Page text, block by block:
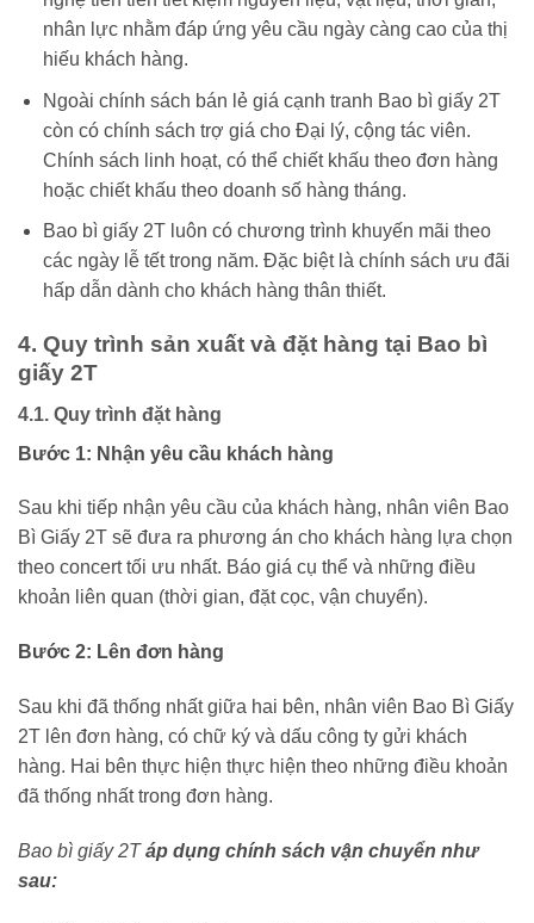
nhân lực nhằm đáp ứng yêu cầu ngày càng cao của thị
hiếu khách hàng.
Ngoài chính sách bán lẻ giá cạnh tranh Bao bì giấy 2T
còn có chính sách trợ giá cho Đại lý, cộng tác viên.
Chính sách linh hoạt, có thể chiết khấu theo đơn hàng
hoặc chiết khấu theo doanh số hàng tháng.
Bao bì giấy 2T luôn có chương trình khuyến mãi theo
các ngày lễ tết trong năm. Đặc biệt là chính sách ưu đãi
hấp dẫn dành cho khách hàng thân thiết.
4. Quy trình sản xuất và đặt hàng tại Bao bì
giấy 2T
4.1. Quy trình đặt hàng
Bước 1: Nhận yêu cầu khách hàng
Sau khi tiếp nhận yêu cầu của khách hàng, nhân viên Bao
Bì Giấy 2T sẽ đưa ra phương án cho khách hàng lựa chọn
theo concert tối ưu nhất. Báo giá cụ thể và những điều
khoản liên quan (thời gian, đặt cọc, vận chuyển).
Bước 2: Lên đơn hàng
Sau khi đã thống nhất giữa hai bên, nhân viên Bao Bì Giấy
2T lên đơn hàng, có chữ ký và dấu công ty gửi khách
hàng. Hai bên thực hiện thực hiện theo những điều khoản
đã thống nhất trong đơn hàng.
Bao bì giấy 2Táp dụng chính sách vận chuyển như
sau: